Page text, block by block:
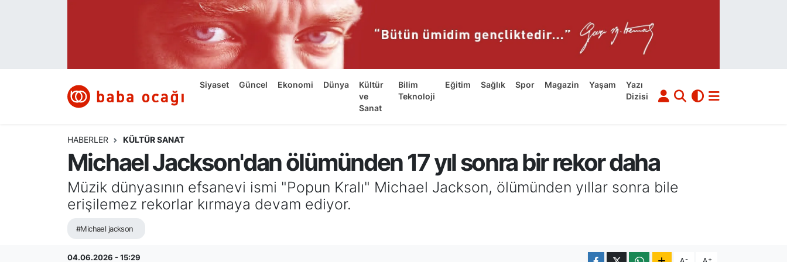
Siyaset Güncel Ekonomi Dünya
Kültür
ve
Sanat
Bilim
Teknoloji
Eğitim Sağlık Spor Magazin Yaşam
Yazı
Dizisi
HABERLER KÜLTÜR SANAT
Michael Jackson'dan ölümünden 17 yıl sonra bir rekor daha
Müzik dünyasının efsanevi ismi "Popun Kralı" Michael Jackson, ölümünden yıllar sonra bile
erişilemez rekorlar kırmaya devam ediyor.
#Michael jackson
04.06.2026 - 15:29 - +
Ekonomi
Kültür ve Sanat
Bilim ve Teknoloji
Yazı Dizisi
Namaz Vakitleri
Trafik Durumu
Süper Lig Puan Durumu ve Fikstür
Tüm Manşetler
Son Dakika Haberleri
Haber Arşivi